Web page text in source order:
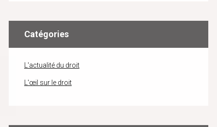
Catégories
L'actualité du droit
L'œil sur le droit